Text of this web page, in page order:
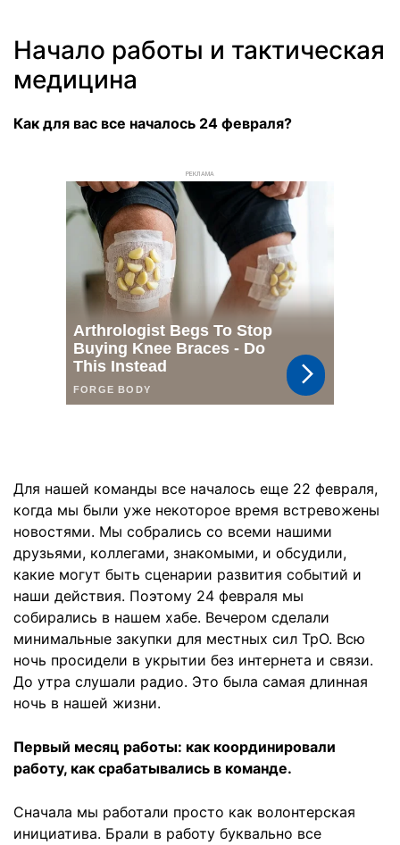
Начало работы и тактическая
медицина
Как для вас все началось 24 февраля?
РЕКЛАМА
Для нашей команды все началось еще 22 февраля,
когда мы были уже некоторое время встревожены
новостями. Мы собрались со всеми нашими
друзьями, коллегами, знакомыми, и обсудили,
какие могут быть сценарии развития событий и
наши действия. Поэтому 24 февраля мы
собирались в нашем хабе. Вечером сделали
минимальные закупки для местных сил ТрО. Всю
ночь просидели в укрытии без интернета и связи.
До утра слушали радио. Это была самая длинная
ночь в нашей жизни.
Первый месяц работы: как координировали
работу, как срабатывались в команде.
Сначала мы работали просто как волонтерская
инициатива. Брали в работу буквально все